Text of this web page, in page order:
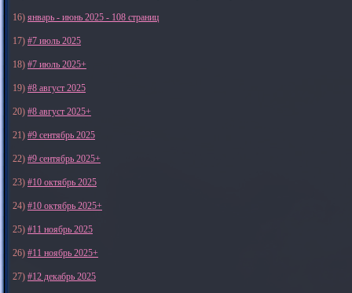
16) январь - июнь 2025 - 108 страниц
17) #7 июль 2025
18) #7 июль 2025+
19) #8 август 2025
20) #8 август 2025+
21) #9 сентябрь 2025
22) #9 сентябрь 2025+
23) #10 октябрь 2025
24) #10 октябрь 2025+
25) #11 ноябрь 2025
26) #11 ноябрь 2025+
27) #12 декабрь 2025